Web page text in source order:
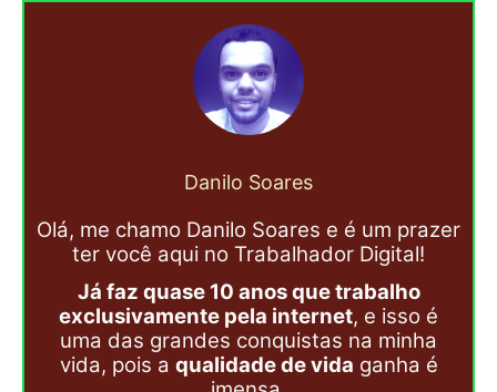
Danilo Soares
Olá, me chamo Danilo Soares e é um prazer
ter você aqui no Trabalhador Digital!
Já faz quase 10 anos que trabalho
exclusivamente pela internet, e isso é
uma das grandes conquistas na minha
vida, pois a qualidade de vida ganha é